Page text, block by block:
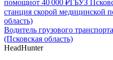
помощиот 40 000 ₽ГБУЗ
станция скорой медицинской
область)
Водитель грузового транспорта
(Псковская область)
HeadHunter